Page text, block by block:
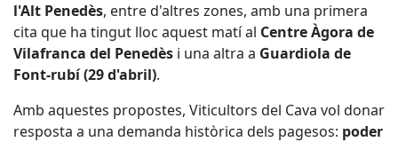
l'Alt Penedès, entre d'altres zones, amb una primera
cita que ha tingut lloc aquest matí al Centre Àgora de
Vilafranca del Penedès i una altra a Guardiola de
Font-rubí (29 d'abril).
Amb aquestes propostes, Viticultors del Cava vol donar
resposta a una demanda històrica dels pagesos: poder